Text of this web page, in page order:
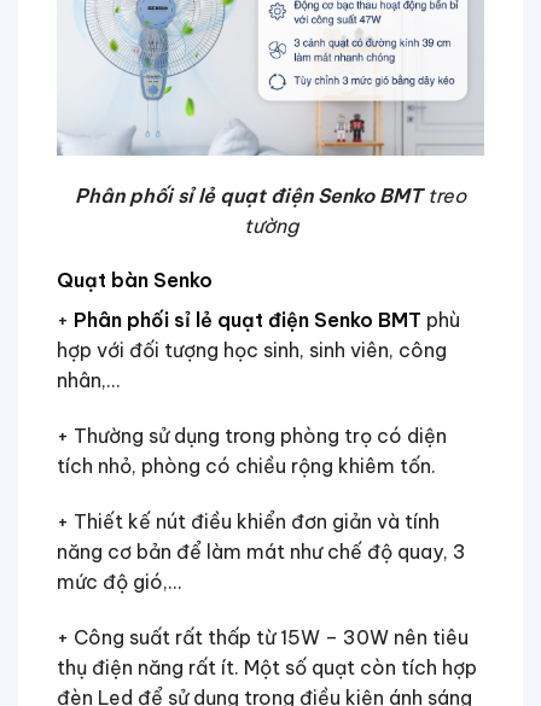
Phân phối sỉ lẻ quạt điện Senko BMTtreo
tường
Quạt bàn Senko
+ Phân phối sỉ lẻ quạt điện Senko BMT phù
hợp với đối tượng học sinh, sinh viên, công
nhân,…
+ Thường sử dụng trong phòng trọ có diện
tích nhỏ, phòng có chiều rộng khiêm tốn.
+ Thiết kế nút điều khiển đơn giản và tính
năng cơ bản để làm mát như chế độ quay, 3
mức độ gió,…
+ Công suất rất thấp từ 15W – 30W nên tiêu
thụ điện năng rất ít. Một số quạt còn tích hợp
đèn Led để sử dụng trong điều kiện ánh sáng